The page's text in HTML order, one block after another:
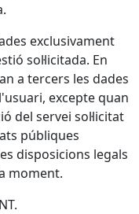
exclusivament
sol·licitada. En
a tercers les dades
excepte quan
del servei sol·licitat
públiques
disposicions legals
moment.